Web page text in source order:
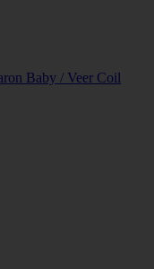
Baby / Veer Coil